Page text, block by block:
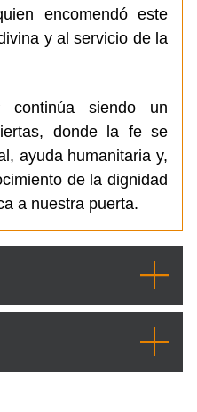
encomendó este
y al servicio de la
continúa siendo un
donde la fe se
ayuda humanitaria y,
de la dignidad
a nuestra puerta.